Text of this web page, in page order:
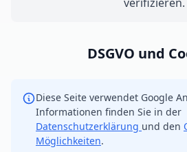
DSGVO und
Diese Seite verwendet Google
Informationen finden Sie in der
Datenschutzerklärung und den
Möglichkeiten.